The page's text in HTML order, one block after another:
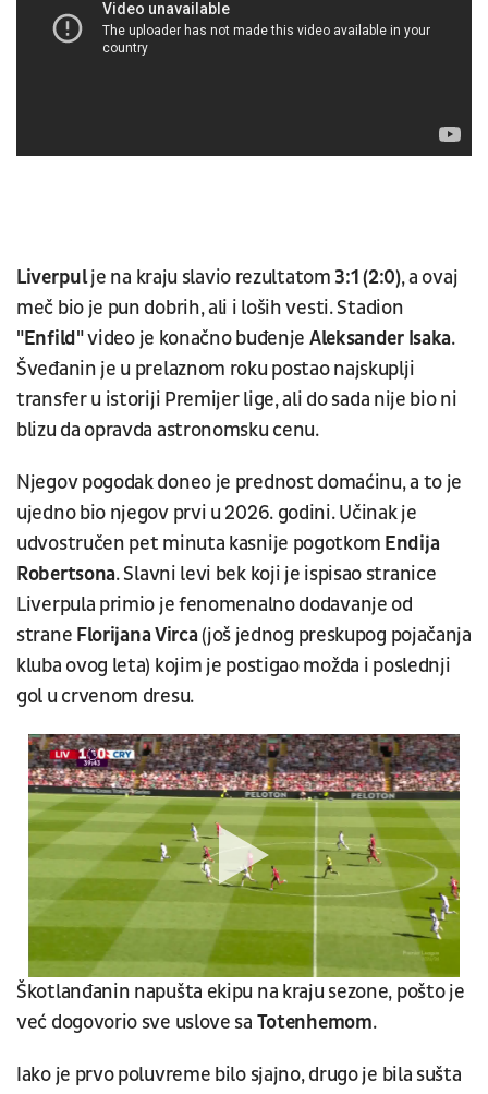
Liverpulje na kraju slavio rezultatom 3:1 (2:0), a ovaj
meč bio je pun dobrih, ali i loših vesti. Stadion
"Enfild"video je konačno buđenje Aleksander Isaka.
Šveđanin je u prelaznom roku postao najskuplji
transfer u istoriji Premijer lige, ali do sada nije bio ni
blizu da opravda astronomsku cenu.
Njegov pogodak doneo je prednost domaćinu, a to je
ujedno bio njegov prvi u 2026. godini. Učinak je
udvostručen pet minuta kasnije pogotkom Endija
Robertsona. Slavni levi bek koji je ispisao stranice
Liverpula primio je fenomenalno dodavanje od
strane Florijana Virca(još jednog preskupog pojačanja
kluba ovog leta) kojim je postigao možda i poslednji
gol u crvenom dresu.
Škotlanđanin napušta ekipu na kraju sezone, pošto je
već dogovorio sve uslove sa Totenhemom.
Iako je prvo poluvreme bilo sjajno, drugo je bila sušta